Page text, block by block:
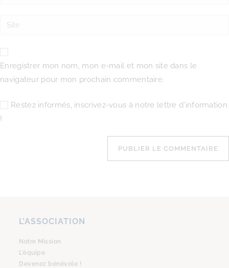
Enregistrer mon nom, mon e-mail et mon site dans le
navigateur pour mon prochain commentaire.
Restez informés, inscrivez-vous à notre lettre d'information
!
L’ASSOCIATION
Notre Mission
L’équipe
Devenez bénévole !